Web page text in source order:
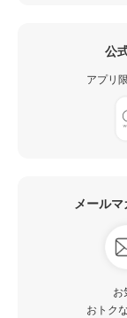
公
アプリ
メール
お
おトク